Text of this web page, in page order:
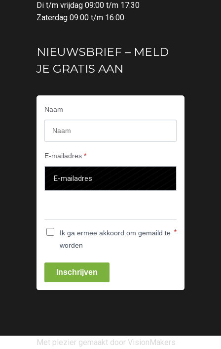
Di t/m vrijdag 09:00 t/m 17:30
Zaterdag 09:00 t/m 16:00
NIEUWSBRIEF – MELD
JE GRATIS AAN
Naam
E-mailadres *
Ik ga ermee akkoord om gemaild te
worden
*
Inschrijven
Met plezier gemaakt door VisionMakers